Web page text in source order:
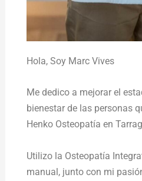
Hola,Soy Marc Vives
Me dedico a mejorar el
bienestar de las personas
Henko Osteopatía en
Utilizo la Osteopatía
manual, junto con mi